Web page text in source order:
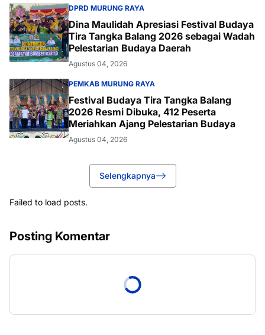
DPRD MURUNG RAYA
Dina Maulidah Apresiasi Festival Budaya
Tira Tangka Balang 2026 sebagai Wadah
Pelestarian Budaya Daerah
Agustus 04, 2026
PEMKAB MURUNG RAYA
Festival Budaya Tira Tangka Balang
2026 Resmi Dibuka, 412 Peserta
Meriahkan Ajang Pelestarian Budaya
Agustus 04, 2026
Selengkapnya
Failed to load posts.
Posting Komentar